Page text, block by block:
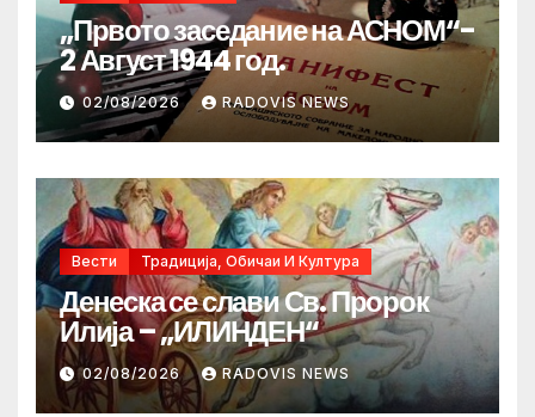
„Првото заседание на АСНОМ“-
2 Август 1944 год.
02/08/2026 RADOVIS NEWS
Вести Традиција, Обичаи И Култура
Денеска се слави Св. Пророк
Илија – „ИЛИНДЕН“
02/08/2026 RADOVIS NEWS